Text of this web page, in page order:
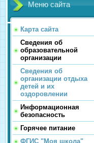
Меню сайта
Карта сайта
Сведения об
образовательной
организации
Сведения об
организации отдыха
детей и их
оздоровлении
Информационная
безопасность
Горячее питание
ФГИС "Моя школа"